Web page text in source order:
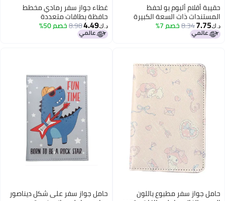
حقيبة أقلام ألبوم بو لحفظ
المستندات ذات السعة الكبيرة
لحقيبة جواز السفر والوقاية من
الأوبئة وتخزين الأمهات والرضع
د.ك‏7.75
8.34خصم 7%
غطاء جواز سفر رمادي مخطط
حافظة بطاقات متعددة
الاستخدامات من جلد البولي يوريثان
مع حماية لجواز السفر حامل بطاقة
د.ك‏4.49
8.98خصم 50%
حامل جواز سفر مطبوع باللون حامل جواز سفر على شكل ديناصور